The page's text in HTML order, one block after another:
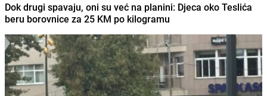
Dok drugi spavaju, oni su već na planini: Djeca oko Teslića
beru borovnice za 25 KM po kilogramu